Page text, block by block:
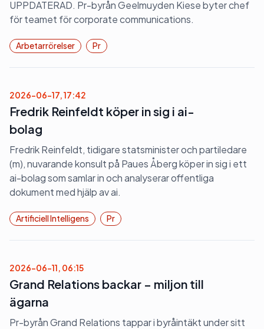
UPPDATERAD. Pr-byrån Geelmuyden Kiese byter chef
för teamet för corporate communications.
Arbetarrörelser Pr
2026-06-17, 17:42
Fredrik Reinfeldt köper in sig i ai-
bolag
Fredrik Reinfeldt, tidigare statsminister och partiledare
(m), nuvarande konsult på Paues Åberg köper in sig i ett
ai-bolag som samlar in och analyserar offentliga
dokument med hjälp av ai.
Artificiell Intelligens Pr
2026-06-11, 06:15
Grand Relations backar – miljon till
ägarna
Pr-byrån Grand Relations tappar i byråintäkt under sitt